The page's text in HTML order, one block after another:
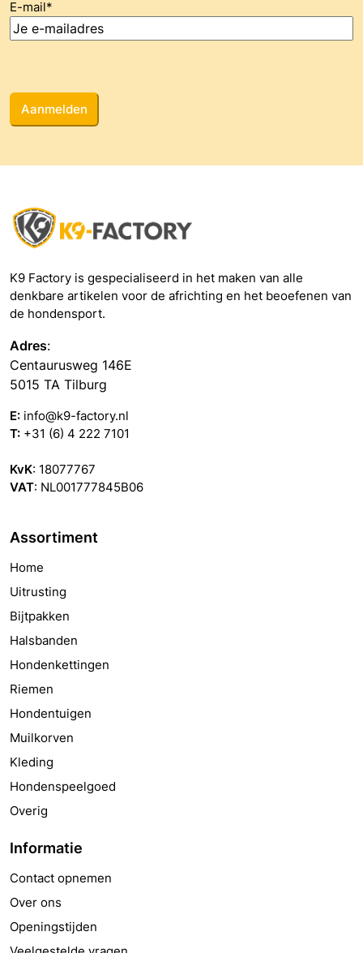
E-mail*
K9 Factory is gespecialiseerd in het maken van alle
denkbare artikelen voor de africhting en het beoefenen van
de hondensport.
Adres:
Centaurusweg 146E
5015 TA Tilburg
E: info@k9-factory.nl
T: +31 (6) 4 222 7101
KvK: 18077767
VAT: NL001777845B06
Assortiment
Home
Uitrusting
Bijtpakken
Halsbanden
Hondenkettingen
Riemen
Hondentuigen
Muilkorven
Kleding
Hondenspeelgoed
Overig
Informatie
Contact opnemen
Over ons
Openingstijden